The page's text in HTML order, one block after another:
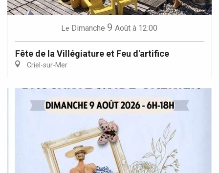
Le Dimanche 9 Août à 12:00
Fête de la Villégiature et Feu d'artifice
Criel-sur-Mer